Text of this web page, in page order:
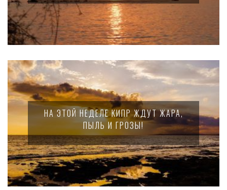
НА ЭТОЙ НЕДЕЛЕ КИПР ЖДУТ ЖАРА,
ПЫЛЬ И ГРОЗЫ!